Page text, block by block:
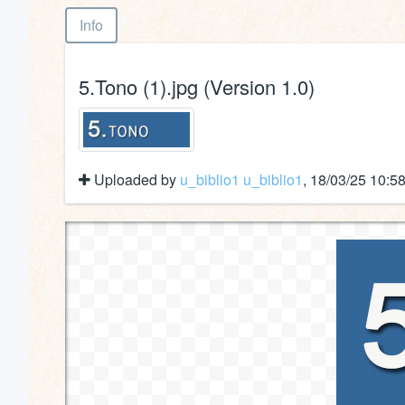
Info
5.Tono (1).jpg (Version 1.0)
Uploaded by u_biblio1 u_biblio1, 18/03/25 10:58